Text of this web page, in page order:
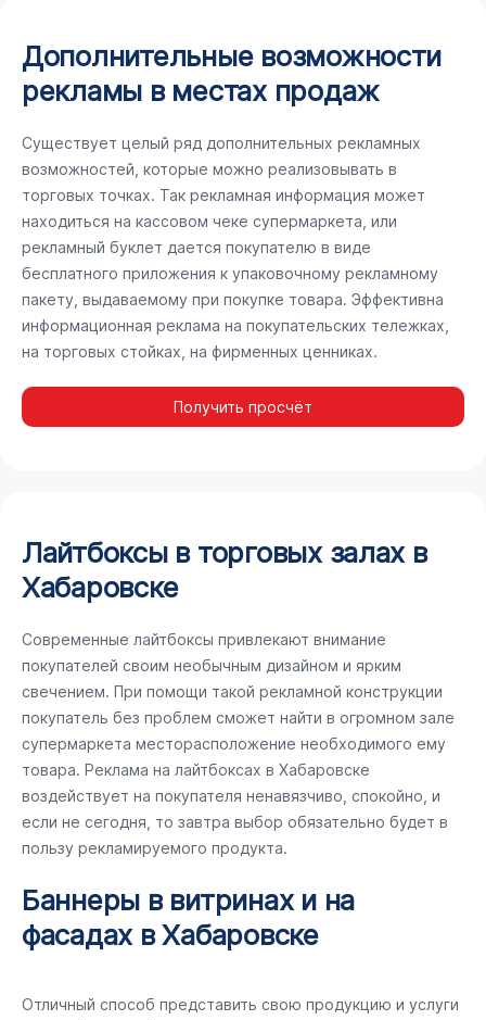
Дополнительные возможности
рекламы в местах продаж
Существует целый ряд дополнительных рекламных
возможностей, которые можно реализовывать в
торговых точках. Так рекламная информация может
находиться на кассовом чеке супермаркета, или
рекламный буклет дается покупателю в виде
бесплатного приложения к упаковочному рекламному
пакету, выдаваемому при покупке товара. Эффективна
информационная реклама на покупательских тележках,
на торговых стойках, на фирменных ценниках.
Получить просчёт
Лайтбоксы в торговых залах в
Хабаровске
Современные лайтбоксы привлекают внимание
покупателей своим необычным дизайном и ярким
свечением. При помощи такой рекламной конструкции
покупатель без проблем сможет найти в огромном зале
супермаркета месторасположение необходимого ему
товара. Реклама на лайтбоксах в Хабаровске
воздействует на покупателя ненавязчиво, спокойно, и
если не сегодня, то завтра выбор обязательно будет в
пользу рекламируемого продукта.
Баннеры в витринах и на
фасадах в Хабаровске
Отличный способ представить свою продукцию и услуги